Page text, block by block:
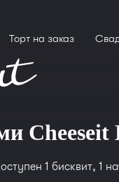
Торт на заказ
Cheeseit
1 бисквит, 1